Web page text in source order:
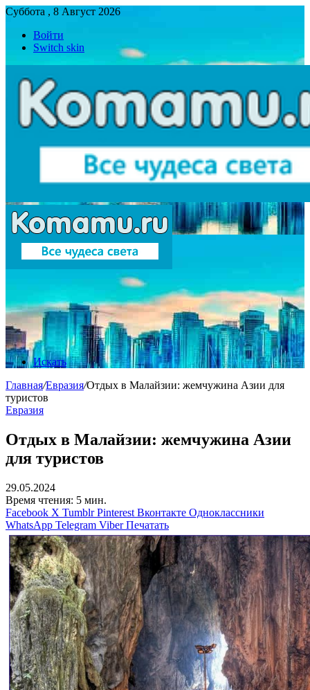
Суббота , 8 Август 2026
Войти
Switch skin
Искать
Главная/Евразия/Отдых в Малайзии: жемчужина Азии для
туристов
Евразия
Отдых в Малайзии: жемчужина Азии
для туристов
29.05.2024
Время чтения: 5 мин.
Facebook X Tumblr Pinterest Вконтакте Одноклассники
WhatsApp Telegram Viber Печатать